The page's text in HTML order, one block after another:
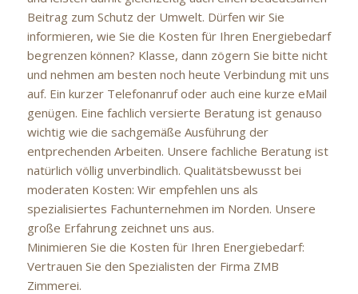
Beitrag zum Schutz der Umwelt. Dürfen wir Sie
informieren, wie Sie die Kosten für Ihren Energiebedarf
begrenzen können? Klasse, dann zögern Sie bitte nicht
und nehmen am besten noch heute Verbindung mit uns
auf. Ein kurzer Telefonanruf oder auch eine kurze eMail
genügen. Eine fachlich versierte Beratung ist genauso
wichtig wie die sachgemäße Ausführung der
entprechenden Arbeiten. Unsere fachliche Beratung ist
natürlich völlig unverbindlich. Qualitätsbewusst bei
moderaten Kosten: Wir empfehlen uns als
spezialisiertes Fachunternehmen im Norden. Unsere
große Erfahrung zeichnet uns aus.
Minimieren Sie die Kosten für Ihren Energiebedarf:
Vertrauen Sie den Spezialisten der Firma ZMB
Zimmerei.